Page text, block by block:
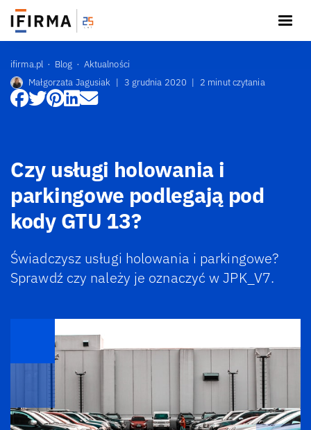
ifirma.pl Blog
Aktualności
Małgorzata Jagusiak | 3 grudnia 2020 | 2 minut czytania
Czy usługi holowania i
parkingowe podlegają pod
kody GTU 13?
Świadczysz usługi holowania i parkingowe?
Sprawdź czy należy je oznaczyć w JPK_V7.